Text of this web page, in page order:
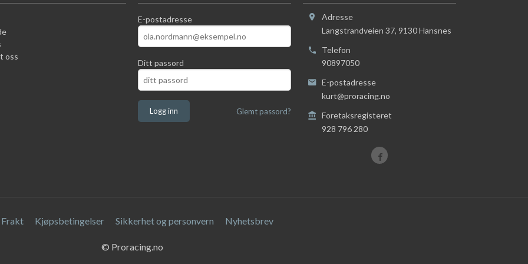
oss
E-postadresse
Ditt passord
Glemt passord?
Adresse
Langstrandveien 37, 9130Hansnes
Telefon
90897050
E-postadresse
kurt@proracing.no
Foretaksregisteret
928 796 280
Frakt Kjøpsbetingelser Sikkerhet og personvern Nyhetsbrev
© Proracing.no